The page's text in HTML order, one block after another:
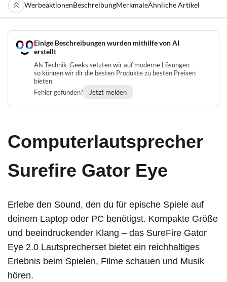
WerbeaktionenBeschreibungMerkmaleÄhnliche Artikel
Einige Beschreibungen wurden mithilfe von AI
erstellt
Als Technik-Geeks setzten wir auf moderne Lösungen -
so können wir dir die besten Produkte zu besten Preisen
bieten.
Fehler gefunden?
Jetzt melden
Computerlautsprecher
Surefire Gator Eye
Erlebe den Sound, den du für epische Spiele auf
deinem Laptop oder PC benötigst. Kompakte Größe
und beeindruckender Klang – das SureFire Gator
Eye 2.0 Lautsprecherset bietet ein reichhaltiges
Erlebnis beim Spielen, Filme schauen und Musik
hören.